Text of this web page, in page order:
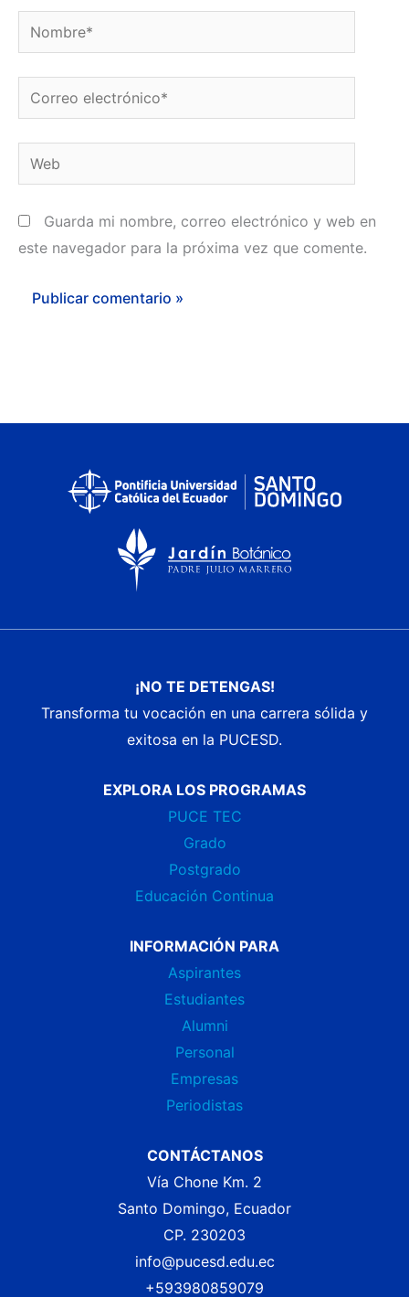
Nombre*
Correo
electrónico*
Web
Guarda mi nombre, correo electrónico y web en
este navegador para la próxima vez que comente.
¡NO TE DETENGAS!
Transforma tu vocación en una carrera sólida y
exitosa en la PUCESD.
EXPLORA LOS PROGRAMAS
PUCE TEC
Grado
Postgrado
Educación Continua
INFORMACIÓN PARA
Aspirantes
Estudiantes
Alumni
Personal
Empresas
Periodistas
CONTÁCTANOS
Vía Chone Km. 2
Santo Domingo, Ecuador
CP. 230203
info@pucesd.edu.ec
+593980859079